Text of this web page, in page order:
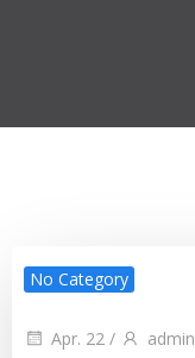
No Category
Apr. 22 / admin